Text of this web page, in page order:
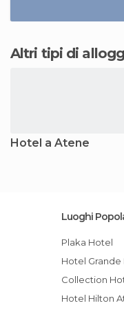
Altri tipi di
Hotel a Atene
Luoghi
Plaka Hotel
Hotel Grande Bretagne, a Luxury
Collection
Hotel Hilton